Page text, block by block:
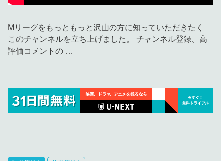
Mリーグをもっともっと沢山の方に知っていただきたく
このチャンネルを立ち上げました。 チャンネル登録、高
評価コメントの …